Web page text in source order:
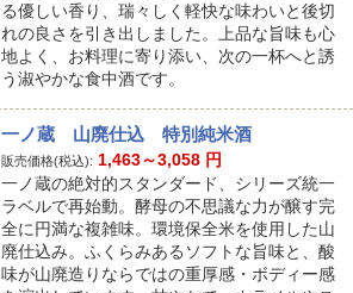
る優しい香り、瑞々しく軽快な味わいと後切
れの良さを引き出しました。上品な旨味も心
地よく、お料理に寄り添い、次の一杯へと誘
う淑やかな食中酒です。
一ノ蔵 山廃仕込 特別純米酒
販売価格(税込): 1,463～3,058 円
一ノ蔵の絶対的スタンダード、シリーズ統一
ラベルで再始動。酵母の不思議な力が醸す完
全に円満な複雑味。環境保全米を使用した山
廃仕込み。ふくらみあるソフトな旨味と、酸
味が山廃造りならではの重厚感・ボディー感